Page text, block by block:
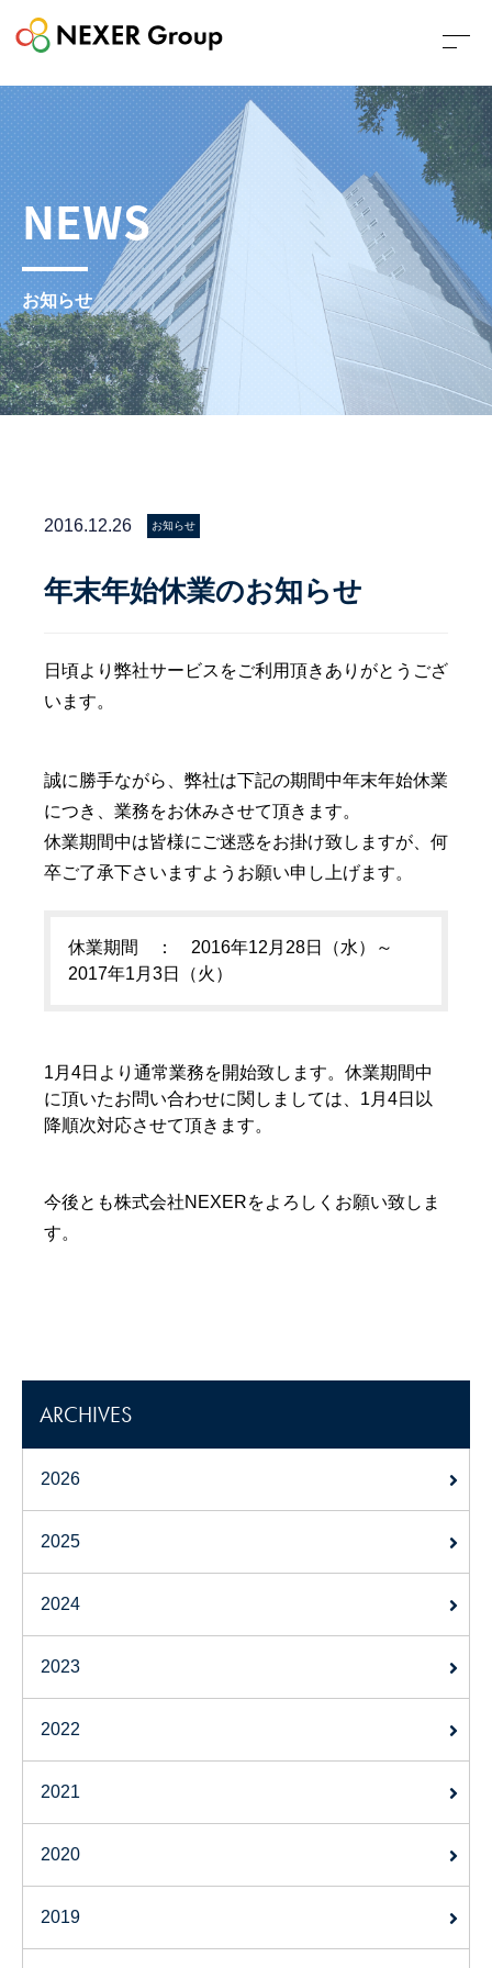
NEWS
お知らせ
2016.12.26 お知らせ
年末年始休業のお知らせ
日頃より弊社サービスをご利用頂きありがとうござ
います。
誠に勝手ながら、弊社は下記の期間中年末年始休業
につき、業務をお休みさせて頂きます。
休業期間中は皆様にご迷惑をお掛け致しますが、何
卒ご了承下さいますようお願い申し上げます。
休業期間 ： 2016年12月28日（水）～
2017年1月3日（火）
1月4日より通常業務を開始致します。休業期間中
に頂いたお問い合わせに関しましては、1月4日以
降順次対応させて頂きます。
今後とも株式会社NEXERをよろしくお願い致しま
す。
ARCHIVES
2026
2025
2024
2023
2022
2021
2020
2019